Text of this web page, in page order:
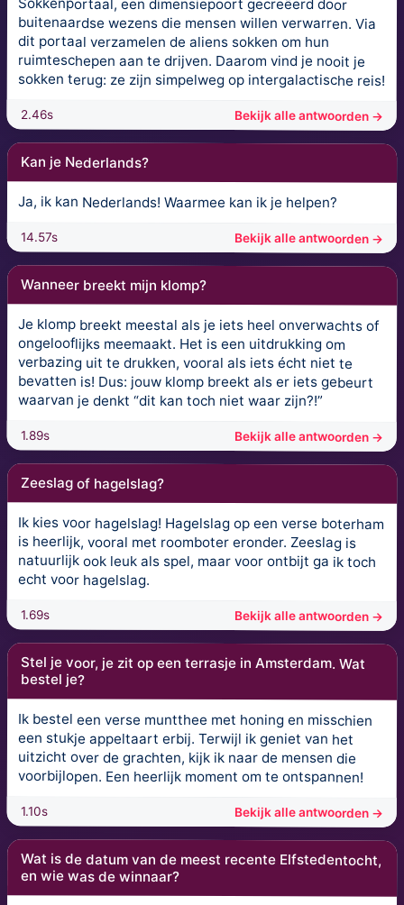
Sokkenportaal, een dimensiepoort gecreëerd door
buitenaardse wezens die mensen willen verwarren. Via
dit portaal verzamelen de aliens sokken om hun
ruimteschepen aan te drijven. Daarom vind je nooit je
sokken terug: ze zijn simpelweg op intergalactische reis!
2.46s Bekijk alle antwoorden →
Kan je Nederlands?
Ja, ik kan Nederlands! Waarmee kan ik je helpen?
14.57s Bekijk alle antwoorden →
Wanneer breekt mijn klomp?
Je klomp breekt meestal als je iets heel onverwachts of
ongelooflijks meemaakt. Het is een uitdrukking om
verbazing uit te drukken, vooral als iets écht niet te
bevatten is! Dus: jouw klomp breekt als er iets gebeurt
waarvan je denkt “dit kan toch niet waar zijn?!”
1.89s Bekijk alle antwoorden →
Zeeslag of hagelslag?
Ik kies voor hagelslag! Hagelslag op een verse boterham
is heerlijk, vooral met roomboter eronder. Zeeslag is
natuurlijk ook leuk als spel, maar voor ontbijt ga ik toch
echt voor hagelslag.
1.69s Bekijk alle antwoorden →
Stel je voor, je zit op een terrasje in Amsterdam. Wat
bestel je?
Ik bestel een verse muntthee met honing en misschien
een stukje appeltaart erbij. Terwijl ik geniet van het
uitzicht over de grachten, kijk ik naar de mensen die
voorbijlopen. Een heerlijk moment om te ontspannen!
1.10s Bekijk alle antwoorden →
Wat is de datum van de meest recente Elfstedentocht,
en wie was de winnaar?